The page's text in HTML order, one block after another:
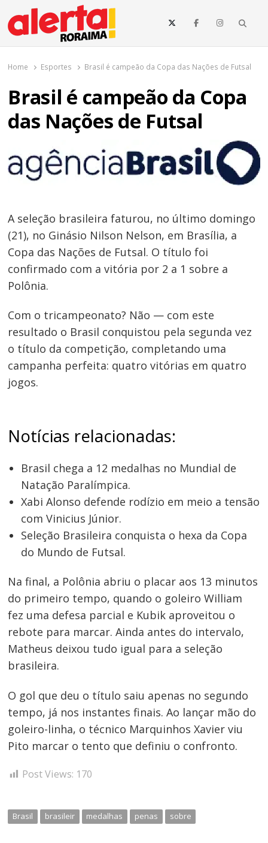
conteúdo
O maior portal de notícias de Roraima
O Alerta Roraima é seu portal de notícias completo sobre política,
Vista e todo o estado de Roraima. Fique sempre informado com
Home Esportes Brasil é campeão da Copa das Nações de Futsal
Brasil é campeão da Copa
das Nações de Futsal
A seleção brasileira faturou, no último domingo
(21), no Ginásio Nilson Nelson, em Brasília, a
Copa das Nações de Futsal. O título foi
confirmado com a vitória por 2 a 1 sobre a
Polônia.
Com o tricampeonato? Não — com este
resultado o Brasil conquistou pela segunda vez
o título da competição, completando uma
campanha perfeita: quatro vitórias em quatro
jogos.
Notícias relacionadas:
Brasil chega a 12 medalhas no Mundial de
Natação Paralímpica.
Xabi Alonso defende rodízio em meio a tensão
com Vinicius Júnior.
Seleção Brasileira conquista o hexa da Copa
do Mundo de Futsal.
Na final, a Polônia abriu o placar aos 13 minutos
do primeiro tempo, quando o goleiro William
fez uma defesa parcial e Kubik aproveitou o
rebote para marcar. Ainda antes do intervalo,
Matheus deixou tudo igual para a seleção
brasileira.
O gol que deu o título saiu apenas no segundo
tempo, já nos instantes finais. Ao lançar mão do
goleiro-linha, o técnico Marquinhos Xavier viu
Pito marcar o tento que definiu o confronto.
Post Views: 170
Brasil brasileir medalhas penas sobre
Navegação
de
Post